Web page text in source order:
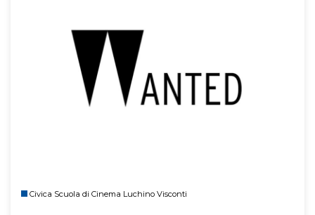
Civica Scuola di Cinema Luchino Visconti